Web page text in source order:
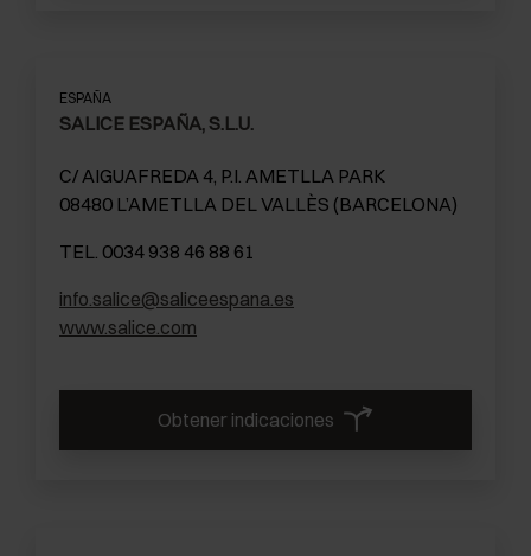
ESPAÑA
SALICE ESPAÑA, S.L.U.
C/ AIGUAFREDA 4, P.I. AMETLLA PARK
08480 L’AMETLLA DEL VALLÈS (BARCELONA)
TEL. 0034 938 46 88 61
info.salice@saliceespana.es
www.salice.com
Obtener indicaciones